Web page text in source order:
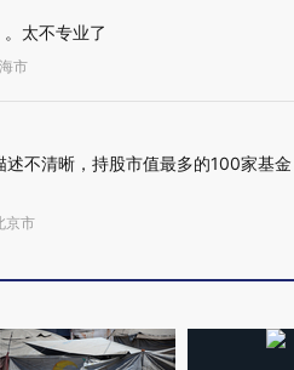
太不专业了
市
述不清晰，持股市值最多的100家基
京市